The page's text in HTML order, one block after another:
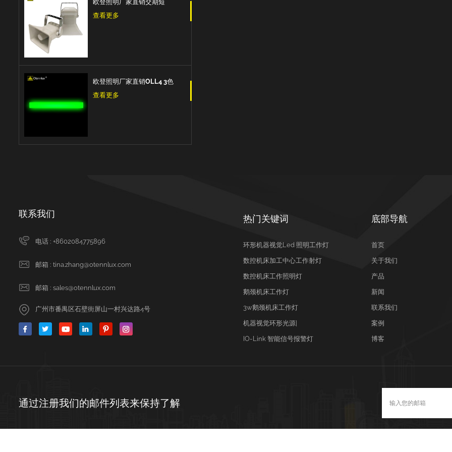
欧登照明厂家直销交期短
DOLSPK CAN/RS485/IO型
查看更多
欧登照明厂家直销OLL4 3色
Led三色信号条型灯
查看更多
联系我们
电话 : +8602084775896
邮箱 : tina.zhang@otennlux.com
邮箱 : sales@otennlux.com
广州市番禺区石壁街屏山一村兴达路4号
热门关键词
环形机器视觉led 照明工作灯
数控机床加工中心工作射灯
数控机床工作照明灯
鹅颈机床工作灯
3w鹅颈机床工作灯
机器视觉环形光源|
IO-Link 智能信号报警灯
底部导航
首页
关于我们
产品
新闻
联系我们
案例
博客
通过注册我们的邮件列表来保持了解